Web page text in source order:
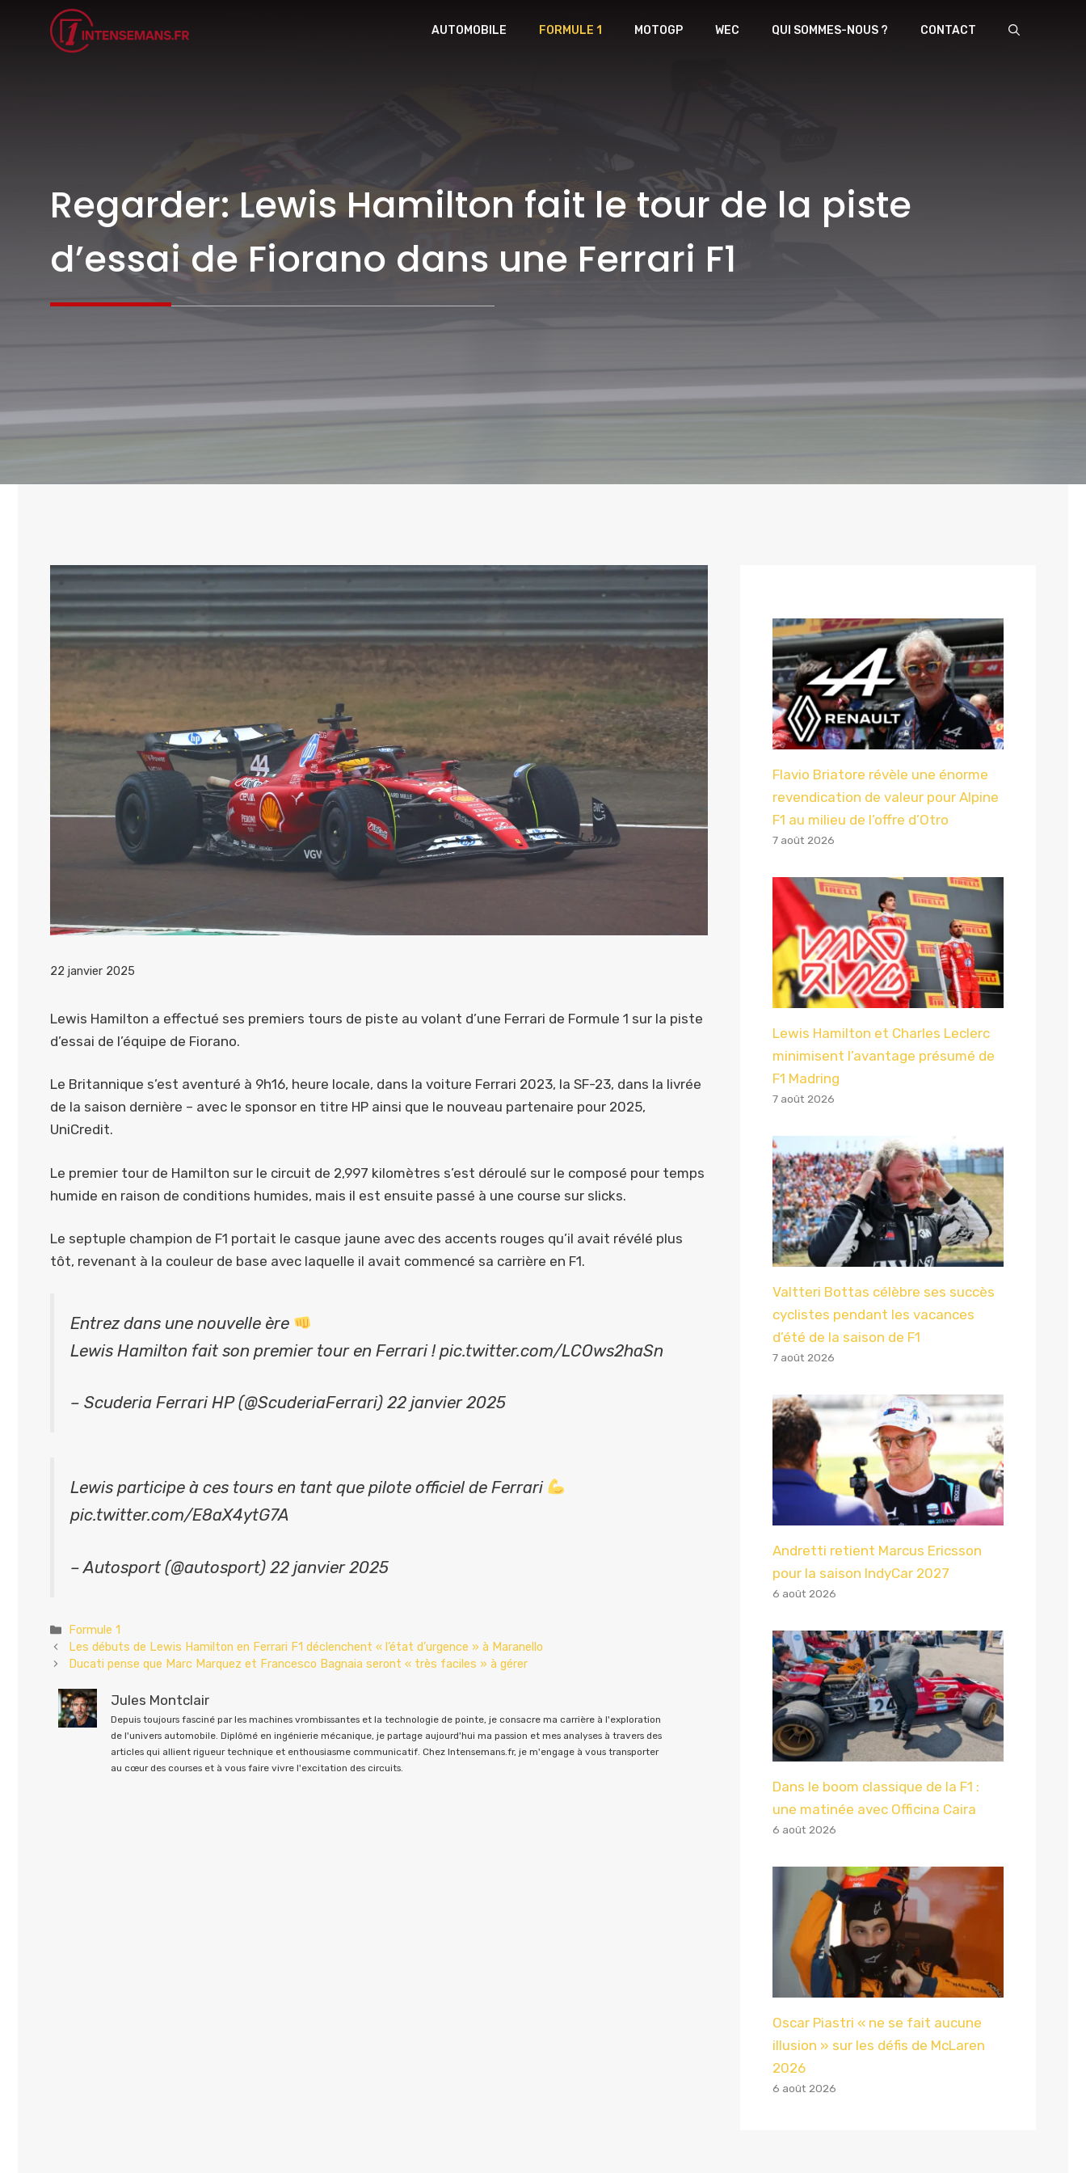
AUTOMOBILE FORMULE 1 MOTOGP WEC QUI SOMMES-NOUS ? CONTACT
Regarder: Lewis Hamilton fait le tour de la piste
d’essai de Fiorano dans une Ferrari F1
22 janvier 2025
Lewis Hamilton a effectué ses premiers tours de piste au volant d’une Ferrari de Formule 1 sur la piste
d’essai de l’équipe de Fiorano.
Le Britannique s’est aventuré à 9h16, heure locale, dans la voiture Ferrari 2023, la SF-23, dans la livrée
de la saison dernière – avec le sponsor en titre HP ainsi que le nouveau partenaire pour 2025,
UniCredit.
Le premier tour de Hamilton sur le circuit de 2,997 kilomètres s’est déroulé sur le composé pour temps
humide en raison de conditions humides, mais il est ensuite passé à une course sur slicks.
Le septuple champion de F1 portait le casque jaune avec des accents rouges qu’il avait révélé plus
tôt, revenant à la couleur de base avec laquelle il avait commencé sa carrière en F1.
Entrez dans une nouvelle ère
Lewis Hamilton fait son premier tour en Ferrari ! pic.twitter.com/LCOws2haSn
– Scuderia Ferrari HP (@ScuderiaFerrari) 22 janvier 2025
Lewis participe à ces tours en tant que pilote officiel de Ferrari
pic.twitter.com/E8aX4ytG7A
– Autosport (@autosport) 22 janvier 2025
Catégories
Formule 1
Les débuts de Lewis Hamilton en Ferrari F1 déclenchent « l’état d’urgence » à Maranello
Ducati pense que Marc Marquez et Francesco Bagnaia seront « très faciles » à gérer
Jules Montclair
Depuis toujours fasciné par les machines vrombissantes et la technologie de pointe, je consacre ma carrière à l'exploration
de l'univers automobile. Diplômé en ingénierie mécanique, je partage aujourd'hui ma passion et mes analyses à travers des
articles qui allient rigueur technique et enthousiasme communicatif. Chez Intensemans.fr, je m'engage à vous transporter
au cœur des courses et à vous faire vivre l'excitation des circuits.
Flavio Briatore révèle une énorme
revendication de valeur pour Alpine
F1 au milieu de l’offre d’Otro
7 août 2026
Lewis Hamilton et Charles Leclerc
minimisent l’avantage présumé de
F1 Madring
7 août 2026
Valtteri Bottas célèbre ses succès
cyclistes pendant les vacances
d’été de la saison de F1
7 août 2026
Andretti retient Marcus Ericsson
pour la saison IndyCar 2027
6 août 2026
Dans le boom classique de la F1 :
une matinée avec Officina Caira
6 août 2026
Oscar Piastri « ne se fait aucune
illusion » sur les défis de McLaren
2026
6 août 2026